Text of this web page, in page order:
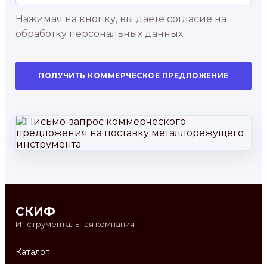
Нажимая на кнопку, вы даете согласие на
обработку персональных данных.
ПОЛУЧИТЬ КОММЕРЧЕСКОЕ ПРЕДЛОЖЕНИЕ
СКИФ
Инструментальная компания
Каталог